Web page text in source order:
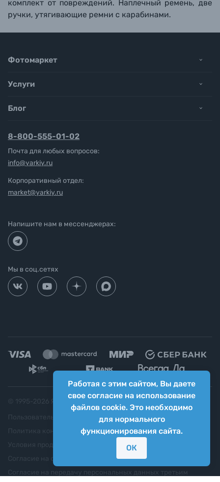
комплект от повреждений. Наплечный ремень, две
ручки, утягивающие ремни с карабинами.
Работая с этим сайтом, Вы даете
свое согласие на использование
файлов cookie. Это необходимо
для нормального
функционирования сайта.
ОК
Фотомаркет
Услуги
Блог
8-800-555-01-02
Почта для любых вопросов:
info@yarkiy.ru
Корпоративный отдел:
market@yarkiy.ru
Напишите нам в мессенджерах:
Мы в соц.сетях
Яркий фотомаркет ("Яркий Мир")
Пользовательское соглашение
Политика конфиденциальности
Согласие на обработку персональных данных
Согласие на передачу персональных данных третьим